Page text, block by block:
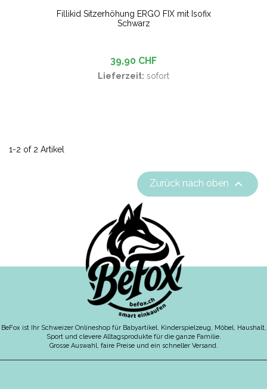
Fillikid Sitzerhöhung ERGO FIX mit Isofix
Schwarz
39,90 CHF
Lieferzeit: sofort
1-2 of 2 Artikel
Zurück nach oben 
BeFox ist Ihr Schweizer Onlineshop für Babyartikel, Kinderspielzeug, Möbel, Haushalt,
Sport und clevere Alltagsprodukte für die ganze Familie.
Grosse Auswahl, faire Preise und ein schneller Versand.